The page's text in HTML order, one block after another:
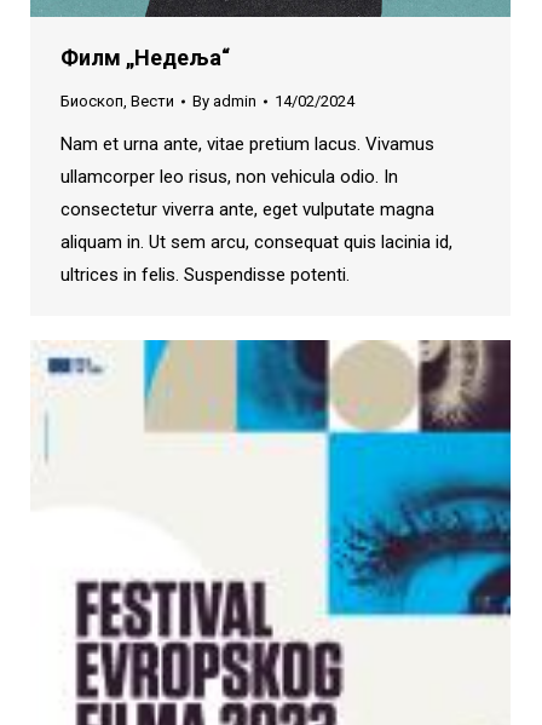
Филм „Недеља“
Биоскоп, Вести By admin 14/02/2024
Nam et urna ante, vitae pretium lacus. Vivamus
ullamcorper leo risus, non vehicula odio. In
consectetur viverra ante, eget vulputate magna
aliquam in. Ut sem arcu, consequat quis lacinia id,
ultrices in felis. Suspendisse potenti.